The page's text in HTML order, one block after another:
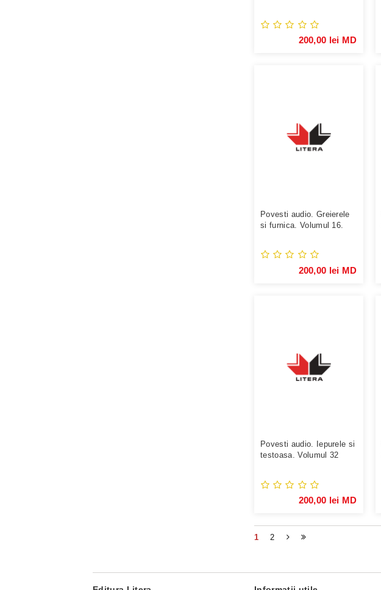
200,00 lei MD
Povesti audio. Greierele
si furnica. Volumul 16.
200,00 lei MD
Povesti audio. Iepurele si
testoasa. Volumul 32
200,00 lei MD
1 2